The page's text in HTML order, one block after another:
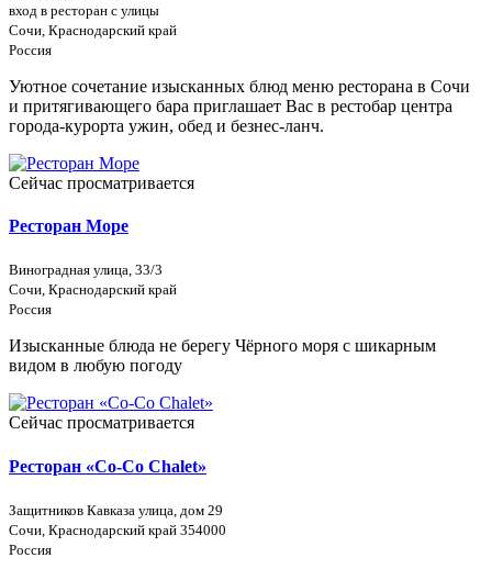
вход в ресторан с улицы
Сочи, Краснодарский край
Россия
Уютное сочетание изысканных блюд меню ресторана в Сочи
и притягивающего бара приглашает Вас в рестобар центра
города-курорта ужин, обед и безнес-ланч.
Сейчас просматривается
Ресторан Море
Виноградная улица, 33/3
Сочи, Краснодарский край
Россия
Изысканные блюда не берегу Чёрного моря с шикарным
видом в любую погоду
Сейчас просматривается
Ресторан «Co-Co Chalet»
​Защитников Кавказа улица, дом 29
Сочи, Краснодарский край 354000
Россия